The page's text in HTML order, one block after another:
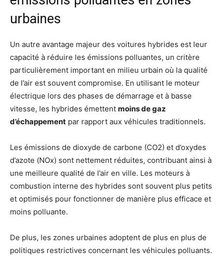
urbaines
Un autre avantage majeur des voitures hybrides est leur
capacité à réduire les émissions polluantes, un critère
particulièrement important en milieu urbain où la qualité
de l’air est souvent compromise. En utilisant le moteur
électrique lors des phases de démarrage et à basse
vitesse, les hybrides émettent moins de gaz
d’échappement par rapport aux véhicules traditionnels.
Les émissions de dioxyde de carbone (CO2) et d’oxydes
d’azote (NOx) sont nettement réduites, contribuant ainsi à
une meilleure qualité de l’air en ville. Les moteurs à
combustion interne des hybrides sont souvent plus petits
et optimisés pour fonctionner de manière plus efficace et
moins polluante.
De plus, les zones urbaines adoptent de plus en plus de
politiques restrictives concernant les véhicules polluants.